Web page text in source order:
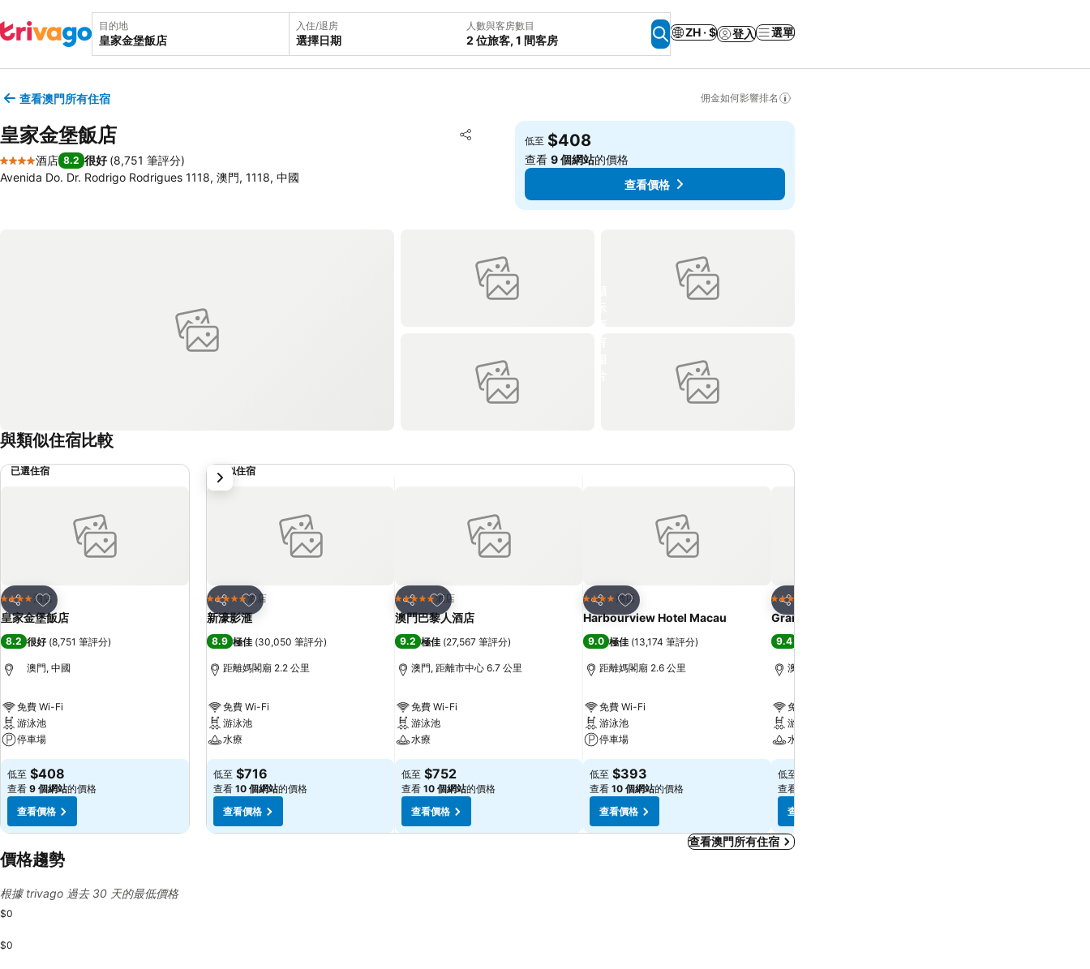
目的地 入住/退房
選擇日期
人數與客房數目
2 位旅客, 1 間客房
ZH · $ 登入 選單
查看澳門所有住宿 佣金如何影響排名
皇家金堡飯店 分享
放到收藏夾
4 星級
酒店 8.2 很好 (8,751 筆評分)
Avenida Do. Dr. Rodrigo Rodrigues 1118, 澳門, 1118, 中國
低至 $408
查看9 個網站的價格
查看價格
與類似住宿比較
已選住宿
分享
放到收藏夾
4 星級 酒店
皇家金堡飯店
8.2 很好 (8,751 筆評分)
澳門, 中國
免費 Wi-Fi
游泳池
停車場
低至 $408
查看 9 個網站的價格
查看價格
類似住宿
分享
放到收藏夾
5 星級 酒店
新濠影滙
8.9 極佳 (30,050 筆評分)
距離媽閣廟 2.2 公里
免費 Wi-Fi
游泳池
水療
低至 $716
查看 10 個網站的價格
查看價格
分享
放到收藏夾
5 星級 酒店
澳門巴黎人酒店
9.2 極佳 (27,567 筆評分)
澳門, 距離市中心 6.7 公里
免費 Wi-Fi
游泳池
水療
低至 $752
查看 10 個網站的價格
查看價格
分享
放到收藏夾
4 星級 酒店
Harbourview Hotel Macau
9.0 極佳 (13,174 筆評分)
距離媽閣廟 2.6 公里
免費 Wi-Fi
游泳池
停車場
低至 $393
查看 10 個網站的價格
查看價格
分享
5 星級
Grand Lisboa Palace Macau
9.4
澳門, 距離市中心 7.0 公里
免費 Wi-Fi
游泳池
水療
低至
查看
查看價格
下一步
查看澳門所有住宿
價格趨勢
根據 trivago 過去 30 天的最低價格
$0
$0